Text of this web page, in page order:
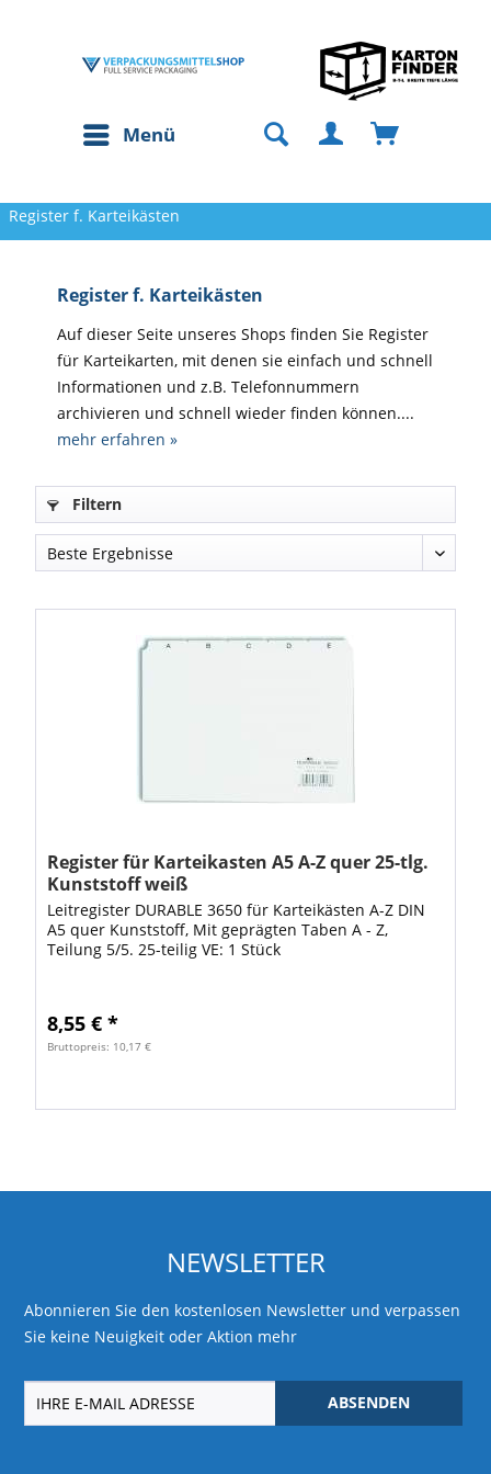
Menü
Register f. Karteikästen
Register f. Karteikästen
Auf dieser Seite unseres Shops finden Sie Register
für Karteikarten, mit denen sie einfach und schnell
Informationen und z.B. Telefonnummern
archivieren und schnell wieder finden können....
mehr erfahren »
Filtern
Register für Karteikasten A5 A-Z quer 25-tlg.
Kunststoff weiß
Leitregister DURABLE 3650 für Karteikästen A-Z DIN
A5 quer Kunststoff, Mit geprägten Taben A - Z,
Teilung 5/5. 25-teilig VE: 1 Stück
8,55 € *
Bruttopreis: 10,17 €
NEWSLETTER
Abonnieren Sie den kostenlosen Newsletter und verpassen
Sie keine Neuigkeit oder Aktion mehr
ABSENDEN